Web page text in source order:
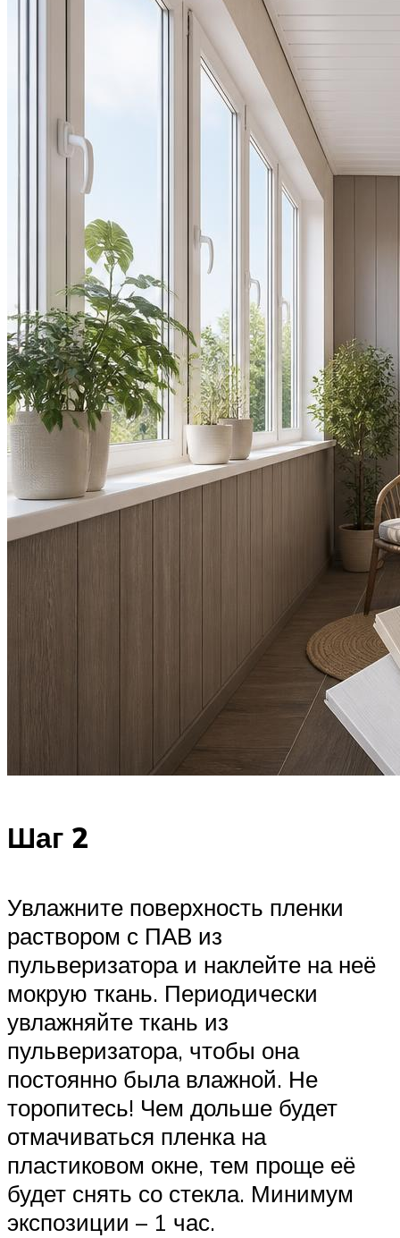
Шаг 2
Увлажните поверхность пленки
раствором с ПАВ из
пульверизатора и наклейте на неё
мокрую ткань. Периодически
увлажняйте ткань из
пульверизатора, чтобы она
постоянно была влажной. Не
торопитесь! Чем дольше будет
отмачиваться пленка на
пластиковом окне, тем проще её
будет снять со стекла. Минимум
экспозиции – 1 час.